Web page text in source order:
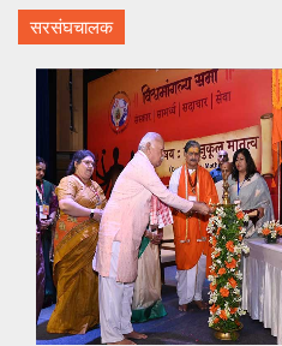
सरसंघचालक